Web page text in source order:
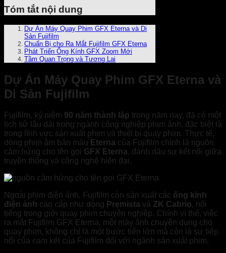
Tóm tắt nội dung
Dự Án Máy Quay Phim GFX Eterna và Di
Sản Fujifilm
Chuẩn Bị cho Ra Mắt Fujifilm GFX Eterna
Phát Triển Ống Kính GFX Zoom Mới
Tầm Quan Trọng và Tương Lai
Dự Án Máy Quay Phim GFX Eterna và
Di Sản Fujifilm
Fujifilm, kỷ niệm 90 năm thành lập trong năm nay, đã có một
lịch sử lâu dài trong ngành công nghiệp phim ảnh, đặc biệt là
trong lĩnh vực sản xuất phim và thiết bị quay phim. Thực tế,
dòng phim âm bản màu Eterna của Fujifilm chính là nguồn
cảm hứng cho tên gọi GFX Eterna, đánh dấu sự kết nối giữa
truyền thống và công nghệ hiện đại.
Ngoài phim điện ảnh, Fujifilm còn sản xuất các ống kính
điện ảnh cao cấp như dòng Premista và ZK Cabrio, nổi
tiếng trong giới quay phim chuyên nghiệp. Chính vì thế, việc
ra mắt Fujifilm GFX Eterna, một máy ảnh chuyên dụng cho
quay phim, không chỉ là một bước tiến lớn mà còn là sự tiếp
nối của cam kết của Fujifilm đối với ngành sản xuất phim.